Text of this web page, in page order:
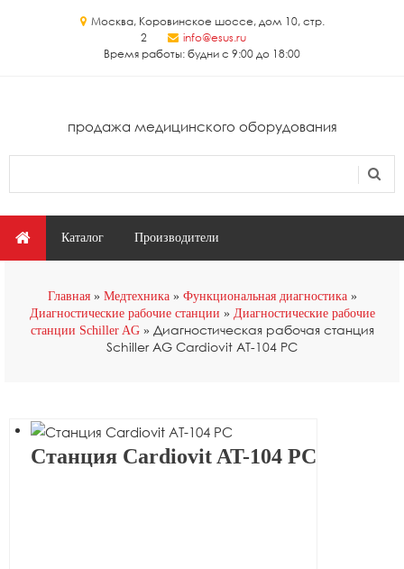
Москва, Коровинское шоссе, дом 10, стр.
2
info@esus.ru
Время работы: будни с 9:00 до 18:00
продажа медицинского оборудования
Главное меню
Каталог Производители
Главная Медтехника
Функциональная диагностика
Диагностические рабочие станции
Диагностические рабочие
станции Schiller AG
Диагностическая рабочая станция
Schiller AG Cardiovit AT-104 PC
Станция Cardiovit AT-104 PC